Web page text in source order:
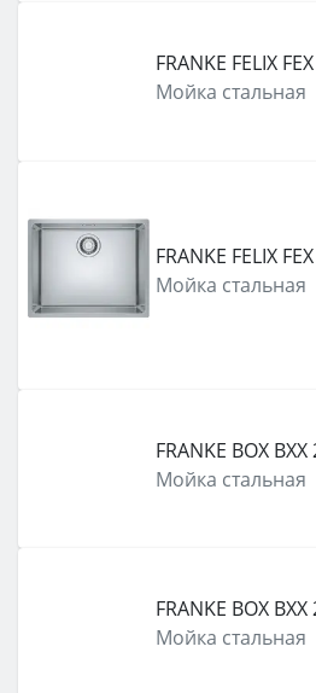
FRANKE FELIX
Мойка стальная
FRANKE FELIX
Мойка стальная
FRANKE BOX
Мойка стальная
FRANKE BOX
Мойка стальная